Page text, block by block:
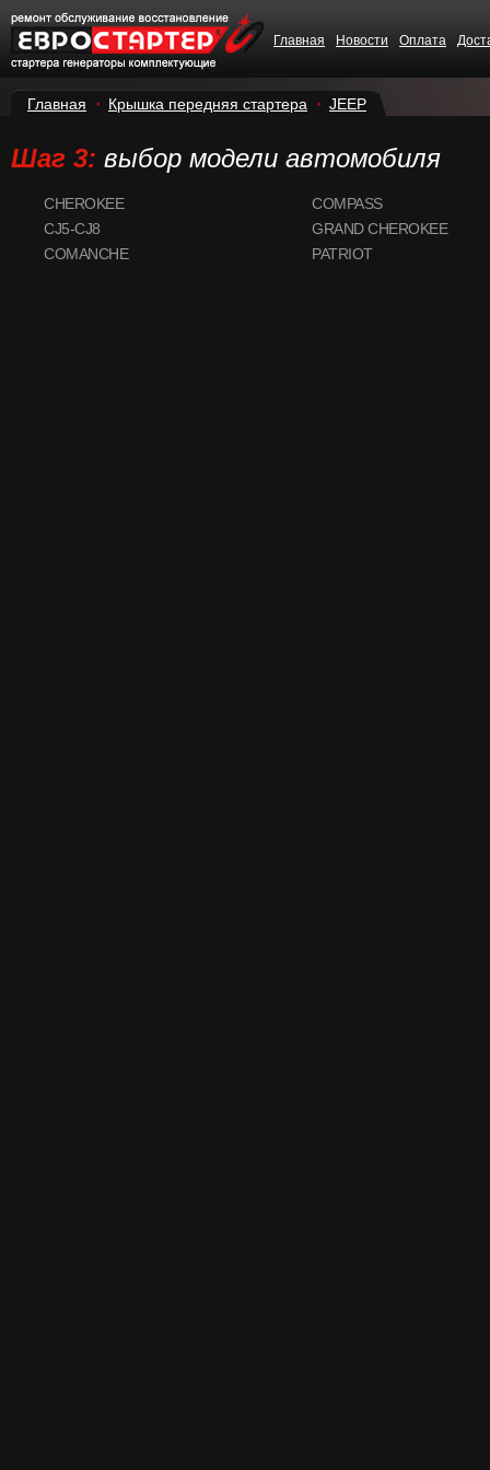
Главная Новости Оплата
Главная Крышка передняя стартера JEEP
Шаг 3: выбор модели автомобиля
CHEROKEE
CJ5-CJ8
COMANCHE
COMPASS
GRAND CHEROKEE
PATRIOT